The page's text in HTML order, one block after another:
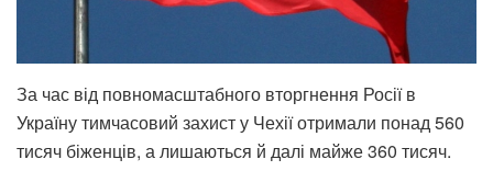
За час від повномасштабного вторгнення Росії в
Україну тимчасовий захист у Чехії отримали понад 560
тисяч біженців, а лишаються й далі майже 360 тисяч.